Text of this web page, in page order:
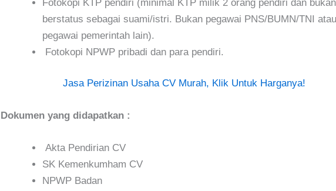
Fotokopi KTP pendiri (minimal KTP milik 2 orang pendiri dan bukan
berstatus sebagai suami/istri. Bukan pegawai PNS/BUMN/TNI atau
pegawai pemerintah lain).
Fotokopi NPWP pribadi dan para pendiri.
Jasa Perizinan Usaha CV Murah, Klik Untuk Harganya!
Dokumen yang didapatkan :
Akta Pendirian CV
SK Kemenkumham CV
NPWP Badan